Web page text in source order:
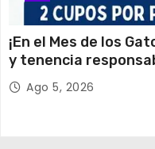
¡En el Mes de los
y tenencia
Ago 5, 2026